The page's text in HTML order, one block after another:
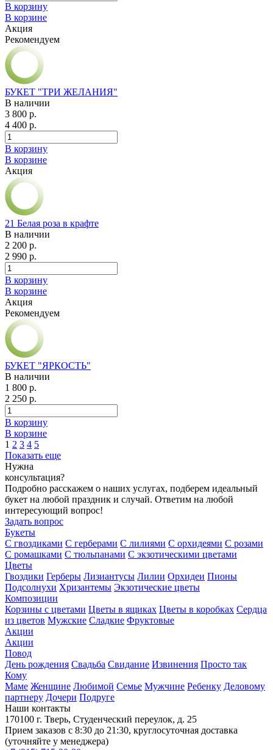
В корзину
В корзине
Акция
Рекомендуем
БУКЕТ "ТРИ ЖЕЛАНИЯ"
В наличии
3 800 р.
4 400 р.
В корзину
В корзине
Акция
21 Белая роза в крафте
В наличии
2 200 р.
2 990 р.
В корзину
В корзине
Акция
Рекомендуем
БУКЕТ "ЯРКОСТЬ"
В наличии
1 800 р.
2 250 р.
В корзину
В корзине
1 2 3 4 5
Показать еще
Нужна
консультация?
Подробно расскажем о наших услугах, подберем идеальный
букет на любой праздник и случай. Ответим на любой
интересующий вопрос!
Задать вопрос
Букеты
С гвоздиками С герберами С лилиями С орхидеями С розами
С ромашками С тюльпанами С экзотическими цветами
Цветы
Гвоздики Герберы Лизиантусы Лилии Орхидеи Пионы
Подсолнухи Хризантемы Экзотические цветы
Композиции
Корзины с цветами Цветы в ящиках Цветы в коробках Сердца
из цветов Мужские Сладкие Фруктовые
Акции
Акции
Повод
День рождения Свадьба Свидание Извинения Просто так
Кому
Маме Женщине Любимой Семье Мужчине Ребенку Деловому
партнеру Дочери Подруге
Наши контакты
170100 г. Тверь, Студенческий переулок, д. 25
Прием заказов с 8:30 до 21:30, круглосуточная доставка
(уточняйте у менеджера)